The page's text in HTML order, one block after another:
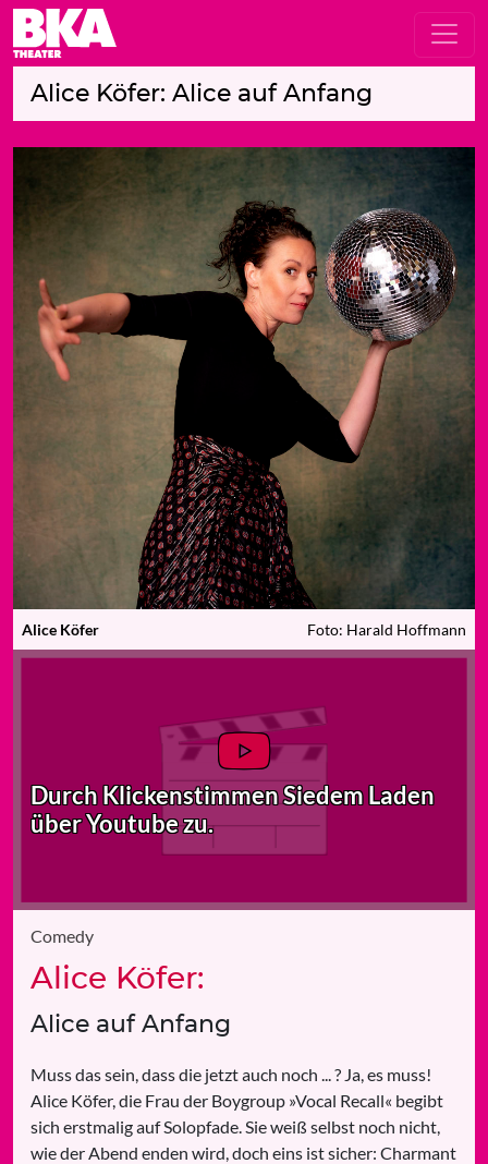
Alice Köfer: Alice auf Anfang
Alice Köfer Foto: Harald Hoffmann
Durch Klickenstimmen Siedem Laden
über Youtube zu.
Comedy
Alice Köfer:
Alice auf Anfang
Muss das sein, dass die jetzt auch noch ... ? Ja, es muss!
Alice Köfer, die Frau der Boygroup »Vocal Recall« begibt
sich erstmalig auf Solopfade. Sie weiß selbst noch nicht,
wie der Abend enden wird, doch eins ist sicher: Charmant